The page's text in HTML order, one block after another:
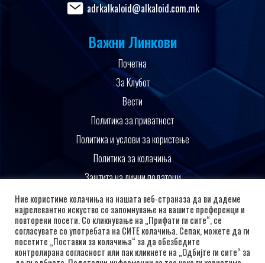
adrkalkaloid@alkaloid.com.mk
Важни Линкови
Почетна
За Клубот
Вести
Политика за приватност
Политика и услови за користење
Политика за колачиња
Заштита на лични податоци
Поддржано од
Ние користиме колачиња на нашата веб-страназа да ви дадеме
најрелевантно искуство со запомнување на вашите преференци и
повторени посети. Со кликнување на „Прифати ги сите“, се
согласувате со употребата на СИТЕ колачиња. Сепак, можете да ги
посетите „Поставки за колачиња“ за да обезбедите
контролирана согласност или пак кликнете на „Одбијте ги сите“ за